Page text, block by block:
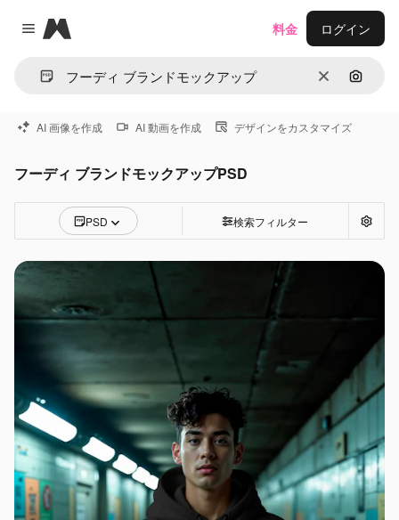
Close menu
Magnific
消去 画像で
料金 ログイン
AI 画像を作成 AI 動画を作成 デザインをカスタマイズ
フーディ ブランドモックアップPSD
PSD 検索フィルター